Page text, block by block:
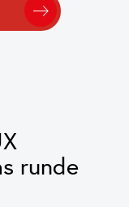
runde